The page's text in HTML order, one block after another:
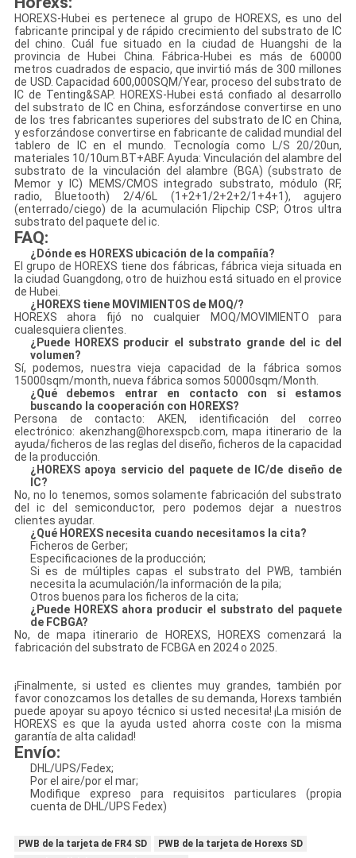
HOREXS-Hubei es pertenece al grupo de HOREXS, es uno del
fabricante principal y de rápido crecimiento del substrato de IC
del chino. Cuál fue situado en la ciudad de Huangshi de la
provincia de Hubei China. Fábrica-Hubei es más de 60000
metros cuadrados de espacio, que invirtió más de 300 millones
de USD. Capacidad 600,000SQM/Year, proceso del substrato de
IC de Tenting&SAP. HOREXS-Hubei está confiado al desarrollo
del substrato de IC en China, esforzándose convertirse en uno
de los tres fabricantes superiores del substrato de IC en China,
y esforzándose convertirse en fabricante de calidad mundial del
tablero de IC en el mundo. Tecnología como L/S 20/20un,
materiales 10/10um.BT+ABF. Ayuda: Vinculación del alambre del
substrato de la vinculación del alambre (BGA) (substrato de
Memor y IC) MEMS/CMOS integrado substrato, módulo (RF,
radio, Bluetooth) 2/4/6L (1+2+1/2+2+2/1+4+1), agujero
(enterrado/ciego) de la acumulación Flipchip CSP; Otros ultra
substrato del paquete del ic.
FAQ:
¿Dónde es HOREXS ubicación de la compañía?
El grupo de HOREXS tiene dos fábricas, fábrica vieja situada en
la ciudad Guangdong, otro de huizhou está situado en el provice
de Hubei.
¿HOREXS tiene MOVIMIENTOS de MOQ/?
HOREXS ahora fijó no cualquier MOQ/MOVIMIENTO para
cualesquiera clientes.
¿Puede HOREXS producir el substrato grande del ic del
volumen?
Sí, podemos, nuestra vieja capacidad de la fábrica somos
15000sqm/month, nueva fábrica somos 50000sqm/Month.
¿Qué debemos entrar en contacto con si estamos
buscando la cooperación con HOREXS?
Persona de contacto: AKEN, identificación del correo
electrónico: akenzhang@horexspcb.com, mapa itinerario de la
ayuda/ficheros de las reglas del diseño, ficheros de la capacidad
de la producción.
¿HOREXS apoya servicio del paquete de IC/de diseño de
IC?
No, no lo tenemos, somos solamente fabricación del substrato
del ic del semiconductor, pero podemos dejar a nuestros
clientes ayudar.
¿Qué HOREXS necesita cuando necesitamos la cita?
Ficheros de Gerber;
Especificaciones de la producción;
Si es de múltiples capas el substrato del PWB, también
necesita la acumulación/la información de la pila;
Otros buenos para los ficheros de la cita;
¿Puede HOREXS ahora producir el substrato del paquete
de FCBGA?
No, de mapa itinerario de HOREXS, HOREXS comenzará la
fabricación del substrato de FCBGA en 2024 o 2025.
¡Finalmente, si usted es clientes muy grandes, también por
favor conozcamos los detalles de su demanda, Horexs también
puede apoyar su apoyo técnico si usted necesita! ¡La misión de
HOREXS es que la ayuda usted ahorra coste con la misma
garantía de alta calidad!
Envío:
DHL/UPS/Fedex;
Por el aire/por el mar;
Modifique expreso para requisitos particulares (propia
cuenta de DHL/UPS Fedex)
PWB de la tarjeta de FR4 SD
PWB de la tarjeta de Horexs SD